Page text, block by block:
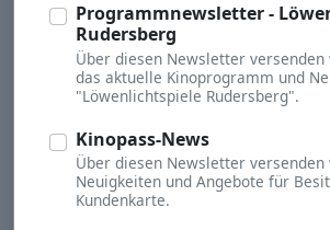
Programmnewsletter -
Rudersberg
Über diesen Newsletter
das aktuelle Kinoprogramm und
"Löwenlichtspiele Rudersberg".
Kinopass-News
Über diesen Newsletter
Neuigkeiten und Angebote für
Kundenkarte.